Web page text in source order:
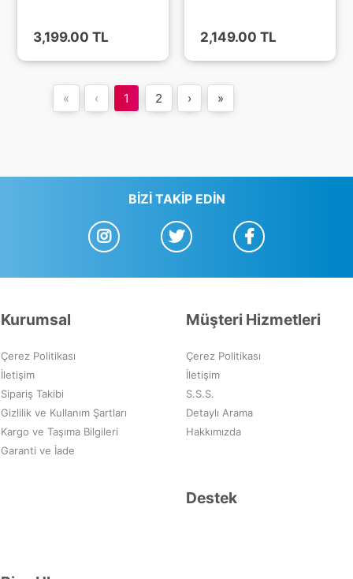
3,199.00 TL 2,149.00 TL
« ‹ 1 2 › »
BIZI TAKIP EDIN
Kurumsal
Çerez Politikası
İletişim
Sipariş Takibi
Gizlilik ve Kullanım Şartları
Kargo ve Taşıma Bilgileri
Garanti ve İade
Müşteri Hizmetleri
Çerez Politikası
İletişim
S.S.S.
Detaylı Arama
Hakkımızda
Destek